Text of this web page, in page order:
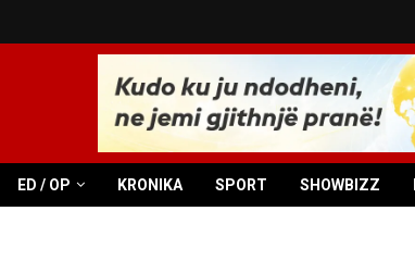
ED / OP KRONIKA SPORT SHOWBIZZ